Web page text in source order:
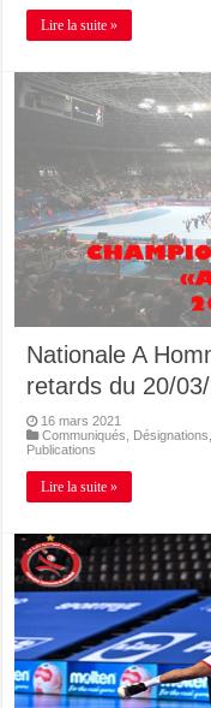
Lire la suite »
Nationale A
retards du 20/
16 mars 2021
Communiqués
Désignations
Publications
Lire la suite »